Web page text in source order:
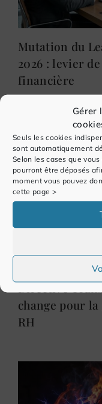
Gérer
Seuls les cookies
sont automatiquement
Selon les cases que
pourront être déposés
moment vous pouvez
cette page >
Mutation du
2026 : levier
financière
Directive
change pour
RH